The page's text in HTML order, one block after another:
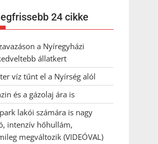
24 cikke
a Nyíregyházi
állatkert
víz tűnt el a Nyírség alól
és a gázolaj ára is
lakói számára is nagy
intenzív hőhullám,
megváltozik (VIDEÓVAL)